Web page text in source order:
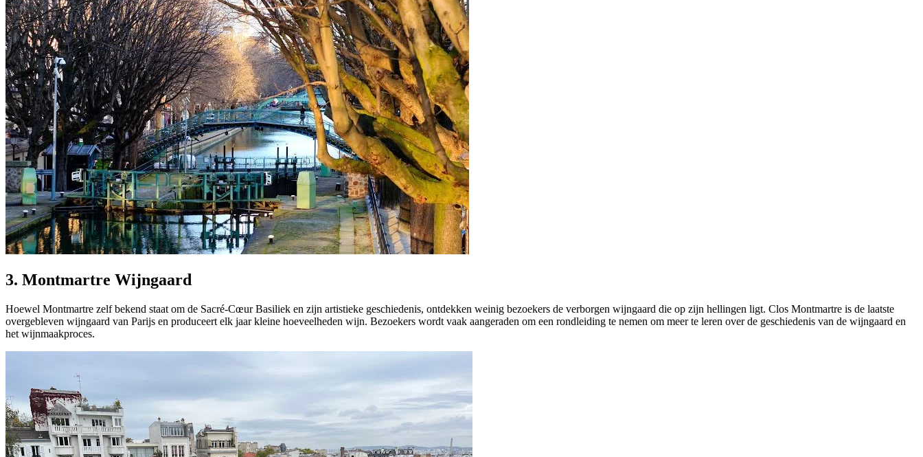
3. Montmartre Wijngaard
Hoewel Montmartre zelf bekend staat om de Sacré-Cœur Basiliek en zijn artistieke geschiedenis, ontdekken weinig bezoekers de verborgen wijngaard die op zijn hellingen ligt. Clos Montmartre is de laatste
overgebleven wijngaard van Parijs en produceert elk jaar kleine hoeveelheden wijn. Bezoekers wordt vaak aangeraden om een rondleiding te nemen om meer te leren over de geschiedenis van de wijngaard en
het wijnmaakproces.